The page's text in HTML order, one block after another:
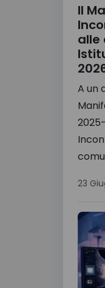
Il
alle
A un
23